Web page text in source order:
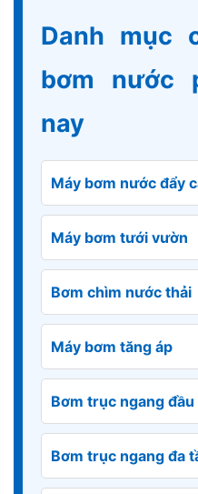
Danh mục
bơm nước
nay
Máy bơm nước đẩy
Máy bơm tưới vườn
Bơm chìm nước thải
Máy bơm tăng áp
Bơm trục ngang đầu
Bơm trục ngang đa